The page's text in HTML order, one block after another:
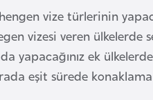
vize türlerinin
vizesi veren ülkelerde
yapacağınız ek
eşit sürede